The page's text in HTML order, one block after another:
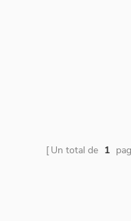
Un total de 1